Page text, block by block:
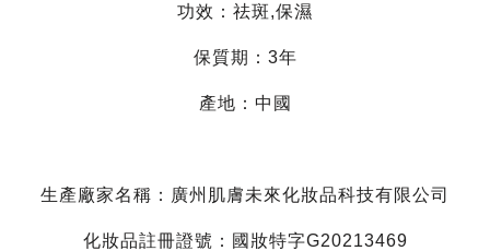
功效：祛斑,保濕
保質期：3年
產地：中國
生產廠家名稱：廣州肌膚未來化妝品科技有限公司
化妝品註冊證號：國妝特字G20213469